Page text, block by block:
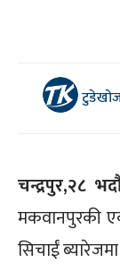
टुडेखोज
चन्द्रपुर,२८
मकवानपुरकी
सिचाईं